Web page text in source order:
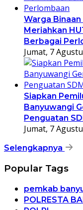
Warga
Meriahkan
Berbagai
Jumat, 7
Siapkan
Banyuwangi
Penguatan
Jumat, 7
Selengkapnya
Popular Tags
pemkab
POLRESTA